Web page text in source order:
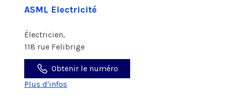
ASML Electricité
Électricien,
118 rue Felibrige
Obtenir le numéro
Plus d'infos